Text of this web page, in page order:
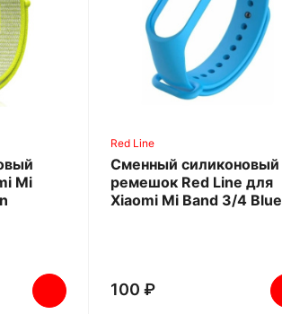
Mi
Red Line
Сменный силиконовый
ремешок Red Line для
Xiaomi Mi Band 3/4 Blue
100 ₽